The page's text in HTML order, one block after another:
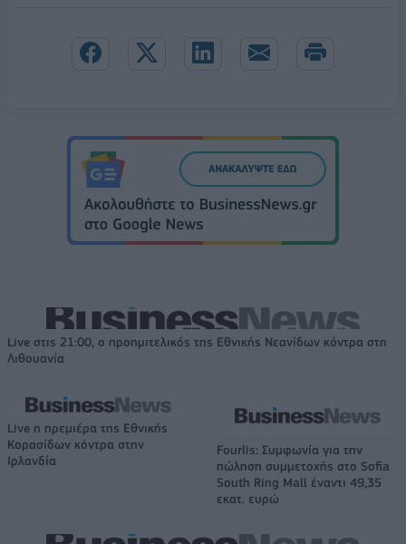
Live στις 21:00, ο προημιτελικός της Εθνικής Νεανίδων κόντρα στη
Λιθουανία
Live η πρεμιέρα της Εθνικής
Κορασίδων κόντρα στην
Ιρλανδία
Fourlis: Συμφωνία για την
πώληση συμμετοχής στο Sofia
South Ring Mall έναντι 49,35
εκατ. ευρώ